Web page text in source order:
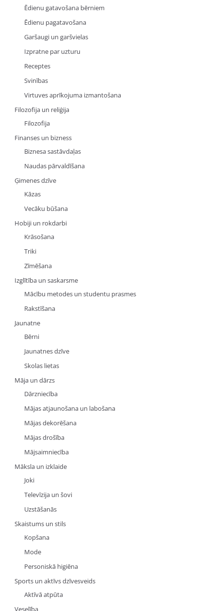
Ēdienu gatavošana bērniem
Ēdienu pagatavošana
Garšaugi un garšvielas
Izpratne par uzturu
Receptes
Svinības
Virtuves aprīkojuma izmantošana
Filozofija un reliģija
Filozofija
Finanses un bizness
Biznesa sastāvdaļas
Naudas pārvaldīšana
Ģimenes dzīve
Kāzas
Vecāku būšana
Hobiji un rokdarbi
Krāsošana
Triki
Zīmēšana
Izglītība un saskarsme
Mācību metodes un studentu prasmes
Rakstīšana
Jaunatne
Bērni
Jaunatnes dzīve
Skolas lietas
Māja un dārzs
Dārzniecība
Mājas atjaunošana un labošana
Mājas dekorēšana
Mājas drošība
Mājsaimniecība
Māksla un izklaide
Joki
Televīzija un šovi
Uzstāšanās
Skaistums un stils
Kopšana
Mode
Personiskā higiēna
Sports un aktīvs dzīvesveids
Aktīvā atpūta